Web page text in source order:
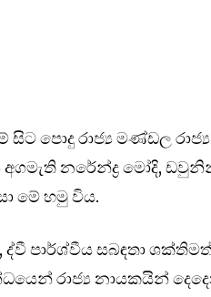
පොදු රාජ්‍ය මණ්ඩල
නරේන්ද්‍ර මෝදි,
මේ හමු විය.
ද්වී පාර්ශ්වීය සබඳතා
රාජ්‍ය නායකයින්